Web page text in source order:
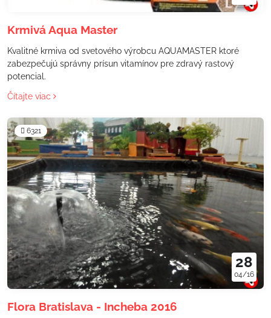
Krmivá Aqua Master
Kvalitné krmiva od svetového výrobcu AQUAMASTER ktoré
zabezpečujú správny prísun vitamínov pre zdravý rastový
potencial.
Čítajte viac
6321
28
04/16
Flora Bratislava - Incheba 2016